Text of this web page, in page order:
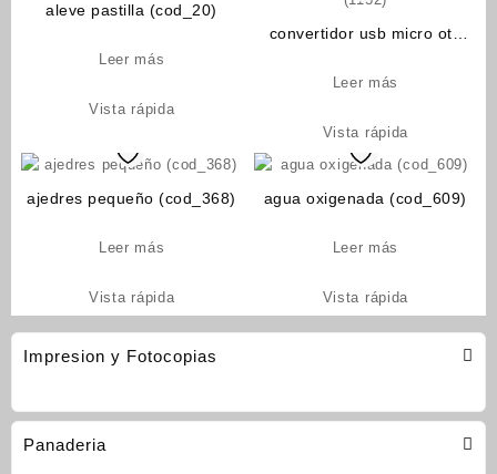
Impresion y Fotocopias
Panaderia
aleve pastilla (cod_20)
Leer más
Vista rápida
convertidor usb micro otg
Leer más
Vista rápida
ajedres pequeño (cod_368)
Leer más
Vista rápida
agua oxigenada (cod_609)
Leer más
Vista rápida